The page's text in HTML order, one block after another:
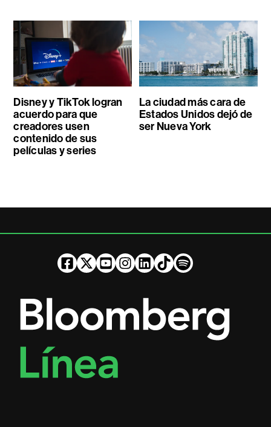
Disney y TikTok logran
acuerdo para que
creadores usen
contenido de sus
películas y series
La ciudad más cara de
Estados Unidos dejó de
ser Nueva York